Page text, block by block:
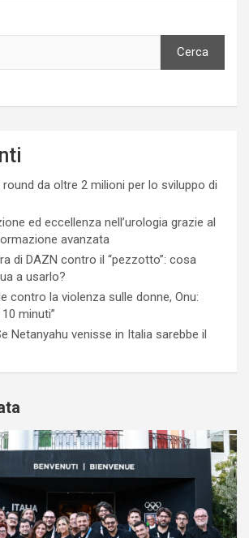
Cerca
round da oltre 2 milioni per lo sviluppo di
ed eccellenza nell’urologia grazie al
avanzata
di DAZN contro il “pezzotto”: cosa
a usarlo?
contro la violenza sulle donne, Onu:
minuti”
Netanyahu venisse in Italia sarebbe il